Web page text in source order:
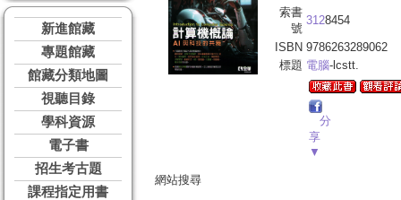
新進館藏
專題館藏
館藏分類地圖
視聽目錄
學科資源
電子書
招生考古題
課程指定用書
索書
號
3128454
ISBN 9786263289062
標題 電腦-lcstt.
分
享
▼
網站搜尋